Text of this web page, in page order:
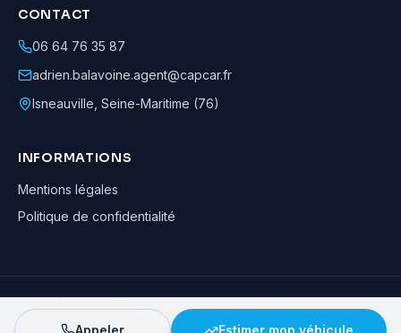
CONTACT
06 64 76 35 87
adrien.balavoine.agent@capcar.fr
Isneauville Seine-Maritime (76)
INFORMATIONS
Mentions légales
Politique de confidentialité
Adrien Balavoine—Agent automobile CapCar, Agent formateur· ©
· Tous droits réservés
Appeler Estimer mon véhicule